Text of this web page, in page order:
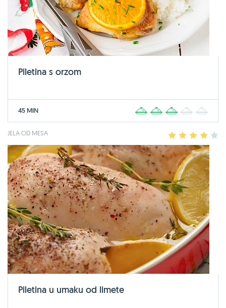
Piletina s orzom
45 MIN 2 3 4
JELA OD MESA 2 3 4
Piletina u umaku od limete